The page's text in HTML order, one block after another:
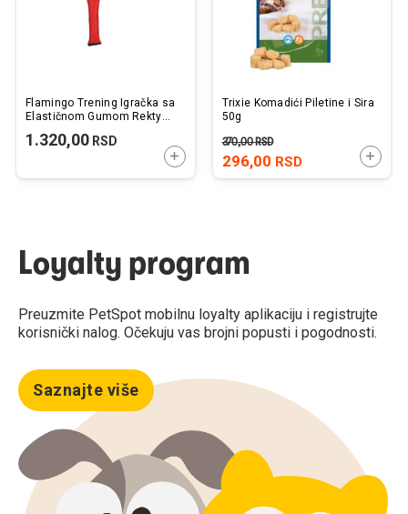
Flamingo Trening Igračka sa
Elastičnom Gumom Rekty
52x8,5x5,5cm
1.320,00 RSD
DODAJTE U KORPU
Trixie Komadići Piletine i Sira
50g
296,00 RSD
370,00RSD
Loyalty program
Preuzmite PetSpot mobilnu loyalty aplikaciju i registrujte
korisnički nalog. Očekuju vas brojni popusti i pogodnosti.
Saznajte više